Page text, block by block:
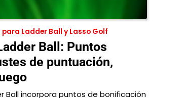
Ladder Ball y Lasso Golf
Ball: Puntos
de puntuación,
Ball incorpora puntos de bonificación